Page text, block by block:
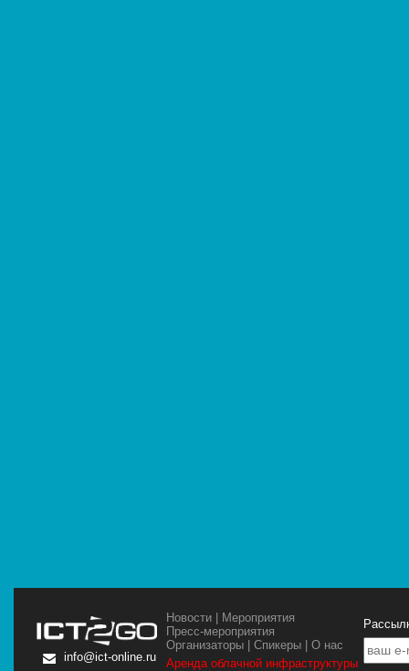
info@ict-online.ru
Новости | Мероприятия
Пресс-мероприятия
Организаторы |Спикеры |О нас
Аренда облачной инфраструктуры